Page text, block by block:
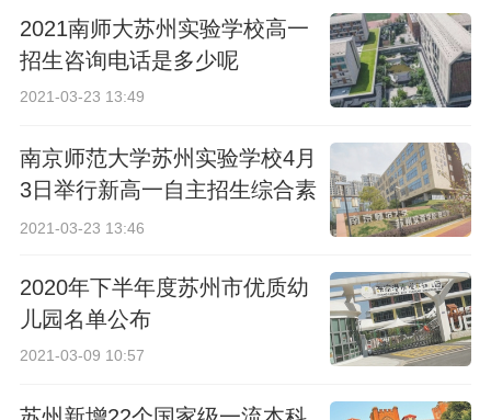
2021南师大苏州实验学校高一
招生咨询电话是多少呢
2021-03-23 13:49
南京师范大学苏州实验学校4月
3日举行新高一自主招生综合素
质考查
2021-03-23 13:46
2020年下半年度苏州市优质幼
儿园名单公布
2021-03-09 10:57